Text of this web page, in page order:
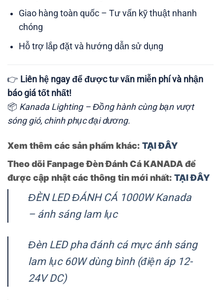
Giao hàng toàn quốc – Tư vấn kỹ thuật nhanh
chóng
Hỗ trợ lắp đặt và hướng dẫn sử dụng
👉 Liên hệ ngay để được tư vấn miễn phí và nhận
báo giá tốt nhất!
📦 Kanada Lighting – Đồng hành cùng bạn vượt
sóng gió, chinh phục đại dương.
Xem thêm các sản phẩm khác: TẠI ĐÂY
Theo dõi Fanpage Đèn Đánh Cá KANADA để
được cập nhật các thông tin mới nhất: TẠI ĐÂY
ĐÈN LED ĐÁNH CÁ 1000W Kanada
– ánh sáng lam lục
Đèn LED pha đánh cá mực ánh sáng
lam lục 60W dùng bình (điện áp 12-
24V DC)